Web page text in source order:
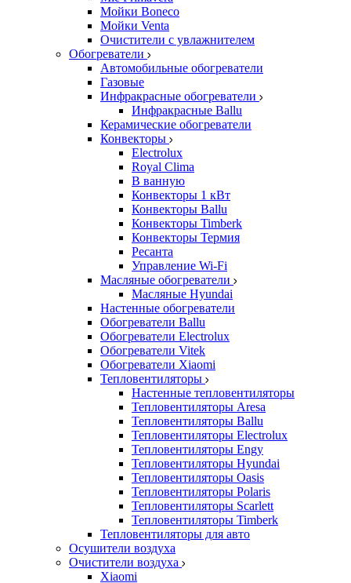
Мойки Boneco
Мойки Venta
Очистители с увлажнителем
Обогреватели
Автомобильные обогреватели
Газовые
Инфракрасные обогреватели
Инфракрасные Ballu
Керамические обогреватели
Конвекторы
Electrolux
Royal Clima
В ванную
Конвекторы 1 кВт
Конвекторы Ballu
Конвекторы Timberk
Конвекторы Термия
Ресанта
Управление Wi-Fi
Масляные обогреватели
Масляные Hyundai
Настенные обогреватели
Обогреватели Ballu
Обогреватели Electrolux
Обогреватели Vitek
Обогреватели Xiaomi
Тепловентиляторы
Настенные тепловентиляторы
Тепловентиляторы Aresa
Тепловентиляторы Ballu
Тепловентиляторы Electrolux
Тепловентиляторы Engy
Тепловентиляторы Hyundai
Тепловентиляторы Oasis
Тепловентиляторы Polaris
Тепловентиляторы Scarlett
Тепловентиляторы Timberk
Тепловентиляторы для авто
Осушители воздуха
Очистители воздуха
Xiaomi